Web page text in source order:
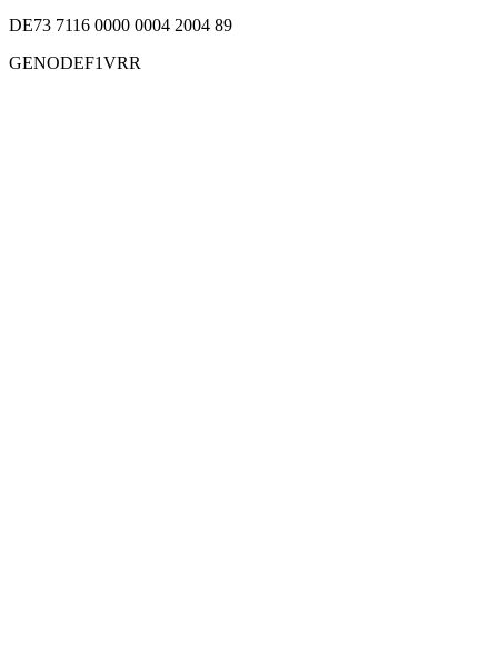
DE73 7116 0000 0004 2004 89
GENODEF1VRR